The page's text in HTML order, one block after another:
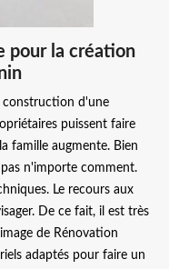
pour la création
construction d'une
puissent faire
famille augmente. Bien
n'importe comment.
Le recours aux
De ce fait, il est très
de Rénovation
adaptés pour faire un